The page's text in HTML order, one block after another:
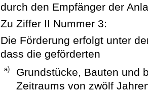
durch den Empfänger der
Zu Ziffer II Nummer 3:
Die Förderung erfolgt unter
dass die geförderten
a)
Grundstücke, Bauten und
Zeitraums von zwölf